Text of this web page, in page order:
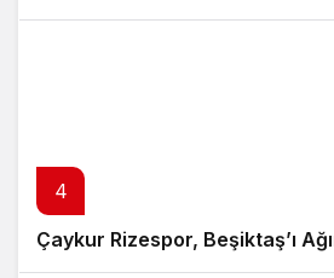
4
Çaykur Rizespor, Beşiktaş’ı